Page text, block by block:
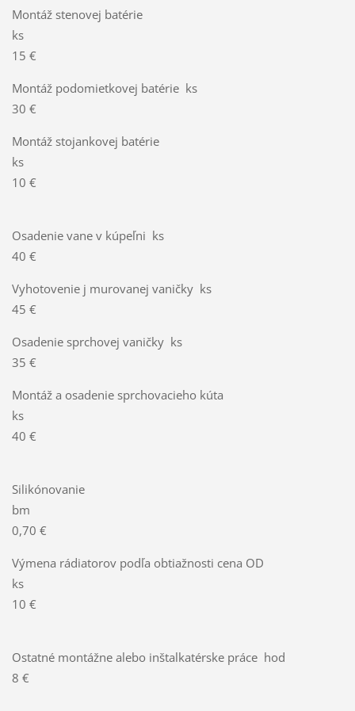
Montáž stenovej batérie
ks
15 €
Montáž podomietkovej batérie ks
30 €
Montáž stojankovej batérie
ks
10 €
Osadenie vane v kúpeľni ks
40 €
Vyhotovenie j murovanej vaničky ks
45 €
Osadenie sprchovej vaničky ks
35 €
Montáž a osadenie sprchovacieho kúta
ks
40 €
Silikónovanie
bm
0,70 €
Výmena rádiatorov podľa obtiažnosti cena OD
ks
10 €
Ostatné montážne alebo inštalkatérske práce hod
8 €